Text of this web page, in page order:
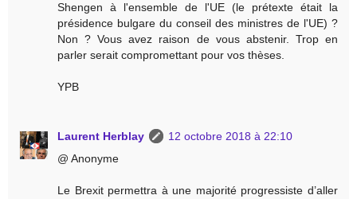
Shengen à l'ensemble de l'UE (le prétexte était la
présidence bulgare du conseil des ministres de l'UE) ?
Non ? Vous avez raison de vous abstenir. Trop en
parler serait compromettant pour vos thèses.
YPB
Laurent Herblay
12 octobre 2018 à 22:10
@ Anonyme
Le Brexit permettra à une majorité progressiste d’aller